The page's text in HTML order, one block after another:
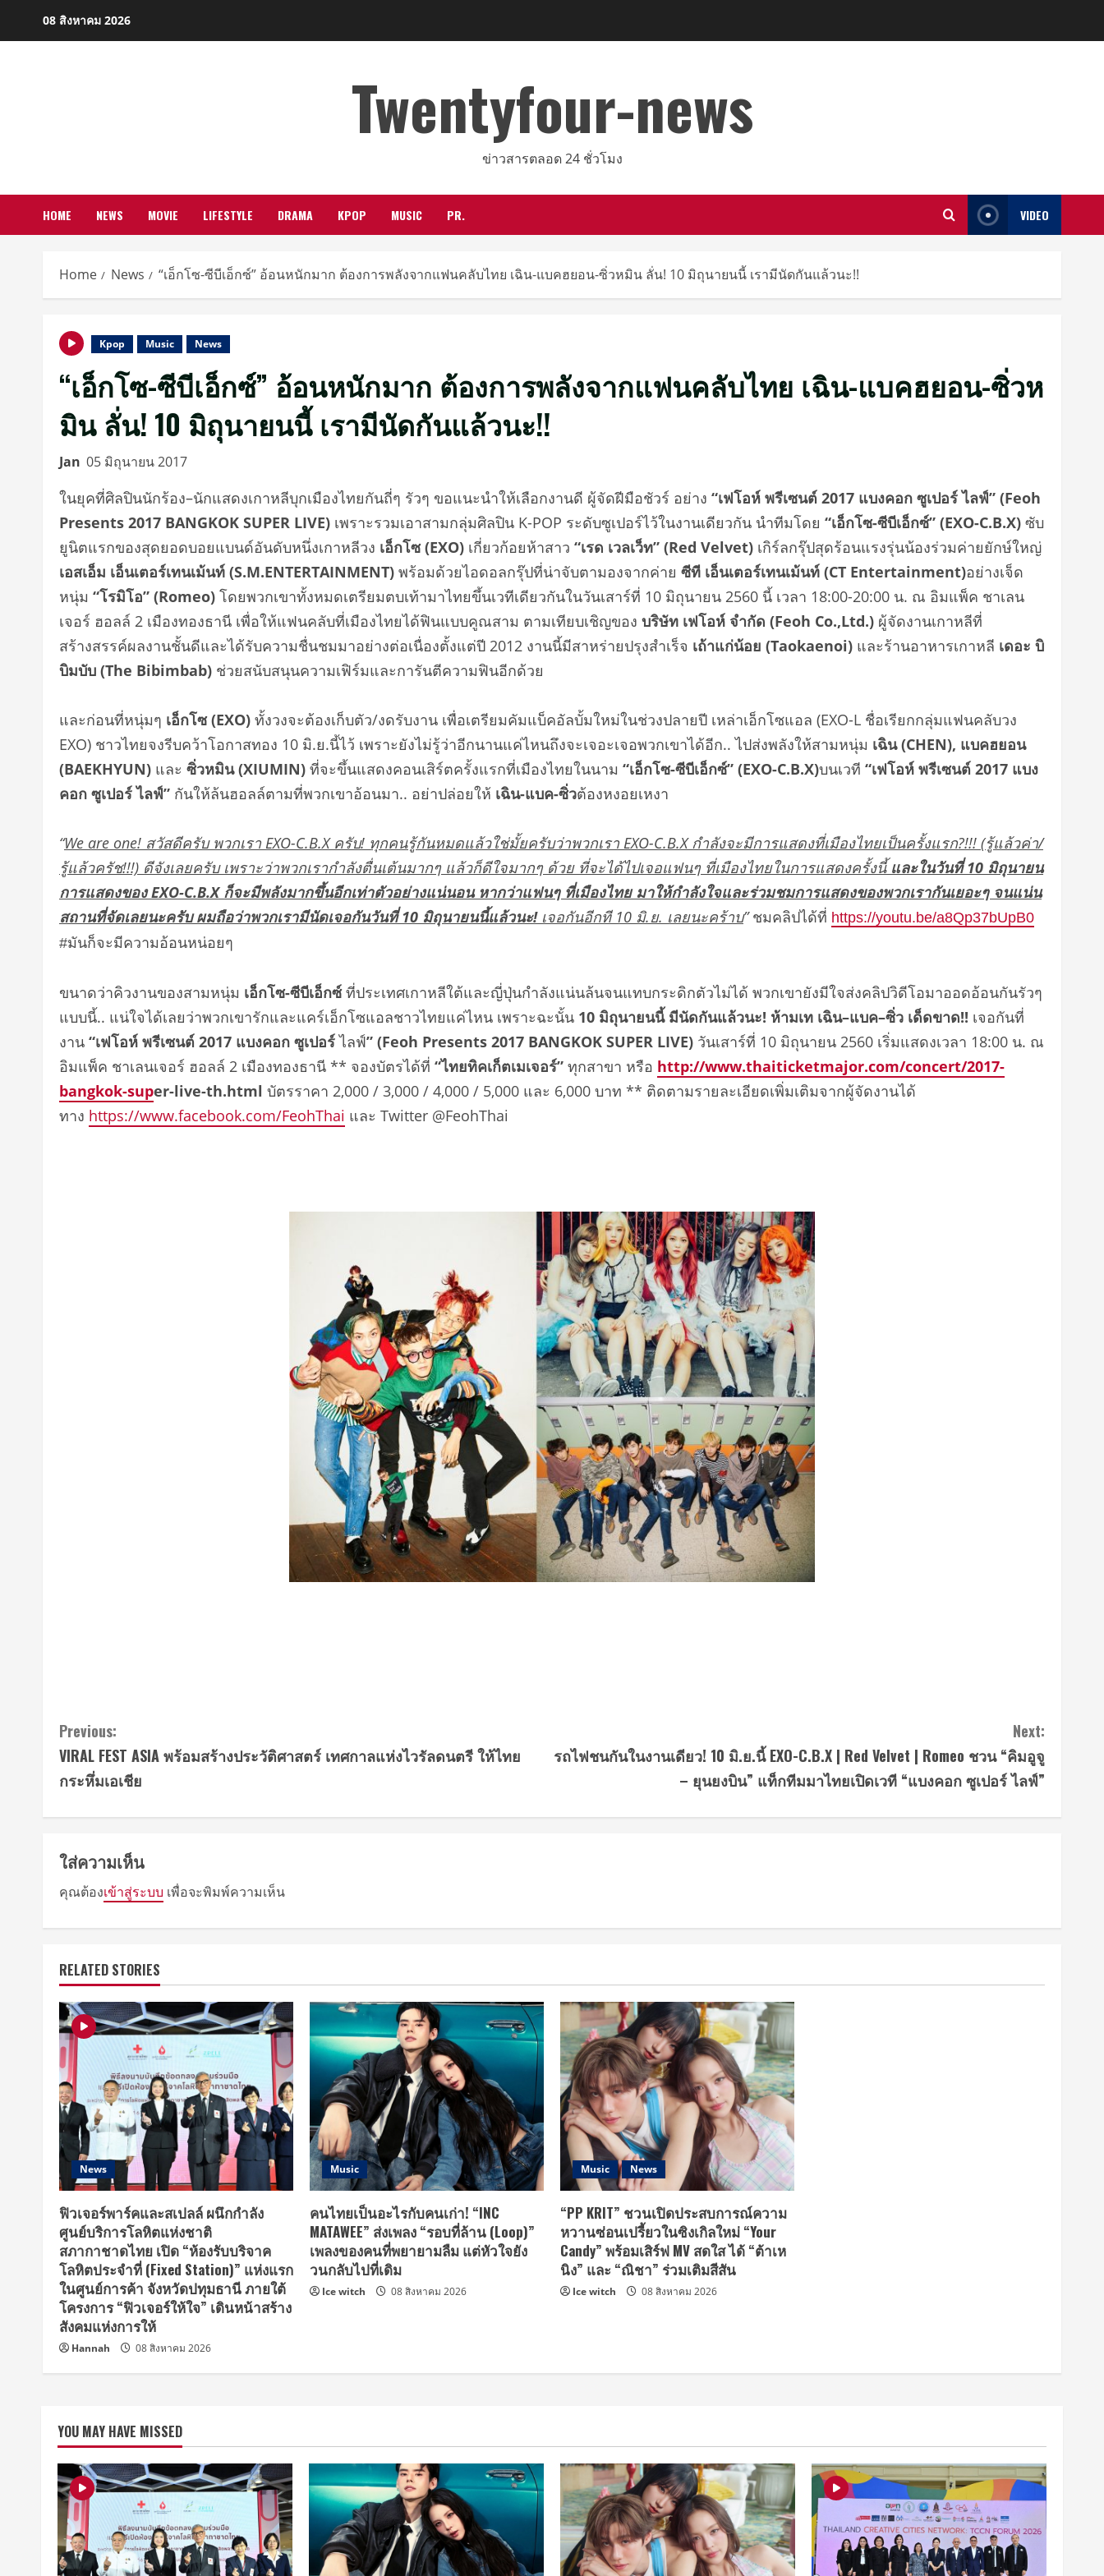
08 สิงหาคม 2026
Twentyfour-news
ข่าวสารตลอด 24 ชั่วโมง
HOME NEWS MOVIE LIFESTYLE DRAMA KPOP MUSIC PR. VIDEO
Home News “เอ็กโซ-ซีบีเอ็กซ์” อ้อนหนักมาก ต้องการพลังจากแฟนคลับไทย เฉิน-แบคฮยอน-ซิ่วหมิน ลั่น! 10 มิถุนายนนี้ เรามีนัดกันแล้วนะ!!
Kpop Music News
“เอ็กโซ-ซีบีเอ็กซ์” อ้อนหนักมาก ต้องการพลังจากแฟนคลับไทย เฉิน-แบคฮยอน-ซิ่วห
มิน ลั่น! 10 มิถุนายนนี้ เรามีนัดกันแล้วนะ!!
Jan 05 มิถุนายน 2017
ในยุคที่ศิลปินนักร้อง–นักแสดงเกาหลีบุกเมืองไทยกันถี่ๆ รัวๆ ขอแนะนำให้เลือกงานดี ผู้จัดฝีมือชัวร์ อย่าง “เฟโอห์ พรีเซนต์ 2017 แบงคอก ซูเปอร์ ไลฟ์” (Feoh
Presents 2017 BANGKOK SUPER LIVE) เพราะรวมเอาสามกลุ่มศิลปิน K-POP ระดับซูเปอร์ไว้ในงานเดียวกัน นำทีมโดย “เอ็กโซ-ซีบีเอ็กซ์” (EXO-C.B.X) ซับ
ยูนิตแรกของสุดยอดบอยแบนด์อันดับหนึ่งเกาหลีวง เอ็กโซ (EXO) เกี่ยวก้อยห้าสาว “เรด เวลเว็ท” (Red Velvet) เกิร์ลกรุ๊ปสุดร้อนแรงรุ่นน้องร่วมค่ายยักษ์ใหญ่
เอสเอ็ม เอ็นเตอร์เทนเม้นท์ (S.M.ENTERTAINMENT) พร้อมด้วยไอดอลกรุ๊ปที่น่าจับตามองจากค่าย ซีที เอ็นเตอร์เทนเม้นท์ (CT Entertainment)อย่างเจ็ด
หนุ่ม “โรมิโอ” (Romeo) โดยพวกเขาทั้งหมดเตรียมตบเท้ามาไทยขึ้นเวทีเดียวกันในวันเสาร์ที่ 10 มิถุนายน 2560 นี้ เวลา 18:00-20:00 น. ณ อิมแพ็ค ชาเลน
เจอร์ ฮอลล์ 2 เมืองทองธานี เพื่อให้แฟนคลับที่เมืองไทยได้ฟินแบบคูณสาม ตามเทียบเชิญของ บริษัท เฟโอห์ จำกัด (Feoh Co.,Ltd.) ผู้จัดงานเกาหลีที่
สร้างสรรค์ผลงานชั้นดีและได้รับความชื่นชมมาอย่างต่อเนื่องตั้งแต่ปี 2012 งานนี้มีสาหร่ายปรุงสำเร็จ เถ้าแก่น้อย (Taokaenoi) และร้านอาหารเกาหลี เดอะ บิ
บิมบับ (The Bibimbab) ช่วยสนับสนุนความเฟิร์มและการันตีความฟินอีกด้วย
และก่อนที่หนุ่มๆ เอ็กโซ (EXO) ทั้งวงจะต้องเก็บตัว/งดรับงาน เพื่อเตรียมคัมแบ็คอัลบั้มใหม่ในช่วงปลายปี เหล่าเอ็กโซแอล (EXO-L ชื่อเรียกกลุ่มแฟนคลับวง
EXO) ชาวไทยจงรีบคว้าโอกาสทอง 10 มิ.ย.นี้ไว้ เพราะยังไม่รู้ว่าอีกนานแค่ไหนถึงจะเจอะเจอพวกเขาได้อีก.. ไปส่งพลังให้สามหนุ่ม เฉิน (CHEN), แบคฮยอน
(BAEKHYUN) และ ซิ่วหมิน (XIUMIN) ที่จะขึ้นแสดงคอนเสิร์ตครั้งแรกที่เมืองไทยในนาม “เอ็กโซ-ซีบีเอ็กซ์” (EXO-C.B.X)บนเวที “เฟโอห์ พรีเซนต์ 2017 แบง
คอก ซูเปอร์ ไลฟ์” กันให้ล้นฮอลล์ตามที่พวกเขาอ้อนมา.. อย่าปล่อยให้ เฉิน-แบค-ซิ่วต้องหงอยเหงา
“We are one! สวัสดีครับ พวกเรา EXO-C.B.X ครับ! ทุกคนรู้กันหมดแล้วใช่มั้ยครับว่าพวกเรา EXO-C.B.Xกำลังจะมีการแสดงที่เมืองไทยเป็นครั้งแรก?!!! (รู้แล้วค่า/
รู้แล้วครัช!!!) ดีจังเลยครับ เพราะว่าพวกเรากำลังตื่นเต้นมากๆ แล้วก็ดีใจมากๆ ด้วย ที่จะได้ไปเจอแฟนๆ ที่เมืองไทยในการแสดงครั้งนี้ และในวันที่10 มิถุนายน
การแสดงของEXO-C.B.X ก็จะมีพลังมากขึ้นอีกเท่าตัวอย่างแน่นอน หากว่าแฟนๆ ที่เมืองไทย มาให้กำลังใจและร่วมชมการแสดงของพวกเรากันเยอะๆ จนแน่น
สถานที่จัดเลยนะครับ ผมถือว่าพวกเรามีนัดเจอกันวันที่ 10 มิถุนายนนี้แล้วนะ!เจอกันอีกที 10 มิ.ย. เลยนะคร้าบ” ชมคลิปได้ที่ https://youtu.be/a8Qp37bUpB0
#มันก็จะมีความอ้อนหน่อยๆ
ขนาดว่าคิวงานของสามหนุ่ม เอ็กโซ-ซีบีเอ็กซ์ ที่ประเทศเกาหลีใต้และญี่ปุ่นกำลังแน่นล้นจนแทบกระดิกตัวไม่ได้ พวกเขายังมีใจส่งคลิปวิดีโอมาออดอ้อนกันรัวๆ
แบบนี้.. แน่ใจได้เลยว่าพวกเขารักและแคร์เอ็กโซแอลชาวไทยแค่ไหน เพราะฉะนั้น 10 มิถุนายนนี้ มีนัดกันแล้วนะ! ห้ามเท เฉิน–แบค–ซิ่ว เด็ดขาด!! เจอกันที่
งาน “เฟโอห์ พรีเซนต์ 2017 แบงคอก ซูเปอร์ไลฟ์” (Feoh Presents 2017 BANGKOK SUPER LIVE) วันเสาร์ที่ 10 มิถุนายน 2560 เริ่มแสดงเวลา 18:00 น. ณ
อิมแพ็ค ชาเลนเจอร์ ฮอลล์ 2 เมืองทองธานี ** จองบัตรได้ที่ “ไทยทิคเก็ตเมเจอร์” ทุกสาขา หรือ http://www.thaiticketmajor.com/concert/2017-
bangkok-super-live-th.html บัตรราคา 2,000 / 3,000 / 4,000 / 5,000 และ 6,000 บาท ** ติดตามรายละเอียดเพิ่มเติมจากผู้จัดงานได้
ทาง https://www.facebook.com/FeohThai และ Twitter @FeohThai
Continue
Reading
Previous:
VIRAL FEST ASIA พร้อมสร้างประวัติศาสตร์ เทศกาลแห่งไวรัลดนตรี ให้ไทย
กระหึ่มเอเชีย
Next:
รถไฟชนกันในงานเดียว! 10 มิ.ย.นี้ EXO-C.B.X | Red Velvet | Romeo ชวน “คิมอูจู
– ยุนยงบิน” แท็กทีมมาไทยเปิดเวที “แบงคอก ซูเปอร์ ไลฟ์”
ใส่ความเห็น
คุณต้องเข้าสู่ระบบ เพื่อจะพิมพ์ความเห็น
RELATED STORIES
News
ฟิวเจอร์พาร์คและสเปลล์ ผนึกกำลัง
ศูนย์บริการโลหิตแห่งชาติ
สภากาชาดไทย เปิด “ห้องรับบริจาค
โลหิตประจำที่ (Fixed Station)” แห่งแรก
ในศูนย์การค้า จังหวัดปทุมธานี ภายใต้
โครงการ “ฟิวเจอร์ให้ใจ” เดินหน้าสร้าง
สังคมแห่งการให้
Hannah 08 สิงหาคม 2026
Music
คนไทยเป็นอะไรกับคนเก่า! “INC
MATAWEE” ส่งเพลง “รอบที่ล้าน (Loop)”
เพลงของคนที่พยายามลืม แต่หัวใจยัง
วนกลับไปที่เดิม
Ice witch 08 สิงหาคม 2026
Music News
“PP KRIT” ชวนเปิดประสบการณ์ความ
หวานซ่อนเปรี้ยวในซิงเกิลใหม่ “Your
Candy” พร้อมเสิร์ฟ MV สดใส ได้ “ต้าเห
นิง” และ “ณิชา” ร่วมเติมสีสัน
Ice witch 08 สิงหาคม 2026
YOU MAY HAVE MISSED